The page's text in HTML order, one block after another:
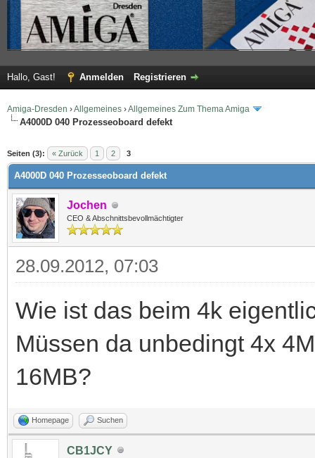
Hallo, Gast! Anmelden Registrieren
Amiga-Dresden ›Allgemeines ›Allgemeines Zum Thema Amiga
A4000D 040 Prozesseoboard defekt
Seiten (3): « Zurück 1 2 3
Durchschnitt
A4000D 040 Prozesseoboard defekt
Jochen
CEO & Abschnittsbevollmächtigter
28.09.2012, 07:03
Wie ist das beim 4k
Müssen da unbedingt 4x
16MB?
Homepage Suchen
CB1JCY